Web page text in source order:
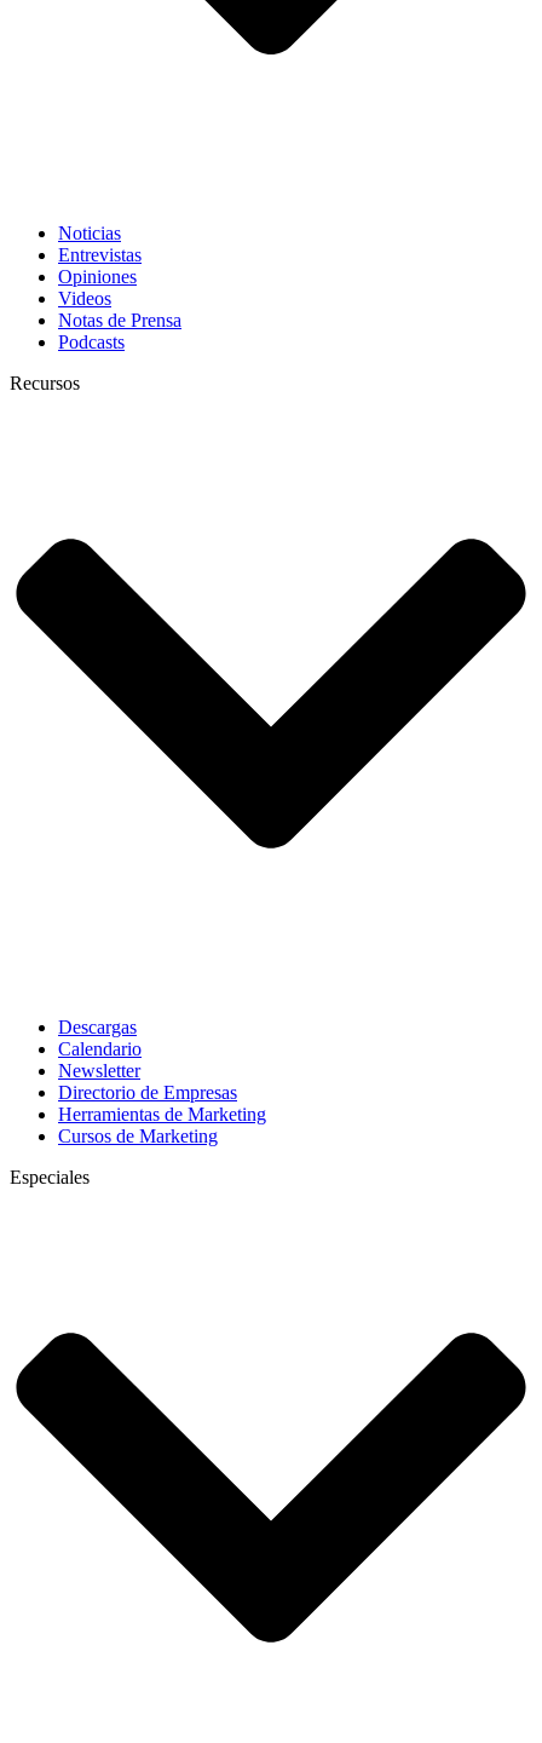
Noticias
Entrevistas
Opiniones
Videos
Notas de Prensa
Podcasts
Recursos
Descargas
Calendario
Newsletter
Directorio de Empresas
Herramientas de Marketing
Cursos de Marketing
Especiales